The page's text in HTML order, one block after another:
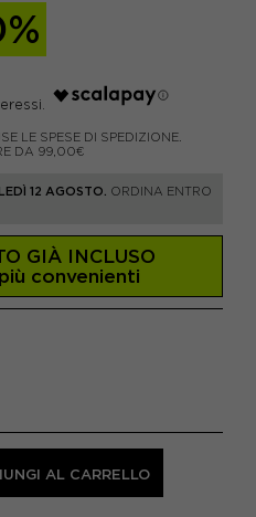
LE SPESE DI SPEDIZIONE.
DA 99,00€
12 AGOSTO.
ORDINA ENTRO
GIÀ INCLUSO
convenienti
AL CARRELLO